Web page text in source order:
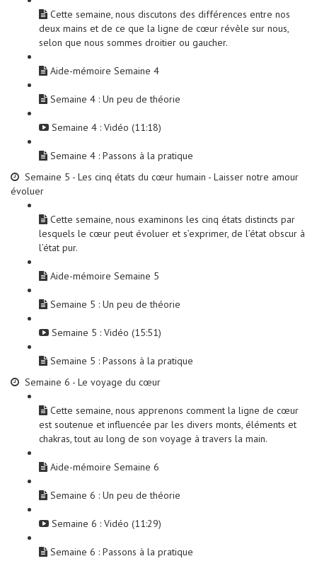
Cette semaine, nous discutons des différences entre nos
deux mains et de ce que la ligne de cœur révèle sur nous,
selon que nous sommes droitier ou gaucher.
Aide-mémoire Semaine 4
Semaine 4 : Un peu de théorie
Semaine 4 : Vidéo (11:18)
Semaine 4 : Passons à la pratique
Semaine 5 - Les cinq états du cœur humain - Laisser notre amour
évoluer
Cette semaine, nous examinons les cinq états distincts par
lesquels le cœur peut évoluer et s’exprimer, de l’état obscur à
l’état pur.
Aide-mémoire Semaine 5
Semaine 5 : Un peu de théorie
Semaine 5 : Vidéo (15:51)
Semaine 5 : Passons à la pratique
Semaine 6 - Le voyage du cœur
Cette semaine, nous apprenons comment la ligne de cœur
est soutenue et influencée par les divers monts, éléments et
chakras, tout au long de son voyage à travers la main.
Aide-mémoire Semaine 6
Semaine 6 : Un peu de théorie
Semaine 6 : Vidéo (11:29)
Semaine 6 : Passons à la pratique